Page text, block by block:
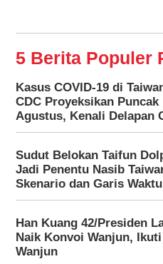
5 Berita Populer
Kasus COVID-19 di
CDC Proyeksikan Puncak
Agustus, Kenali Delapan
Sudut Belokan Taifun
Jadi Penentu Nasib
Skenario dan Garis
Han Kuang 42/Presiden
Naik Konvoi Wanjun,
Wanjun